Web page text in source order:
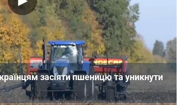
засіяти пшеницю та уникнути